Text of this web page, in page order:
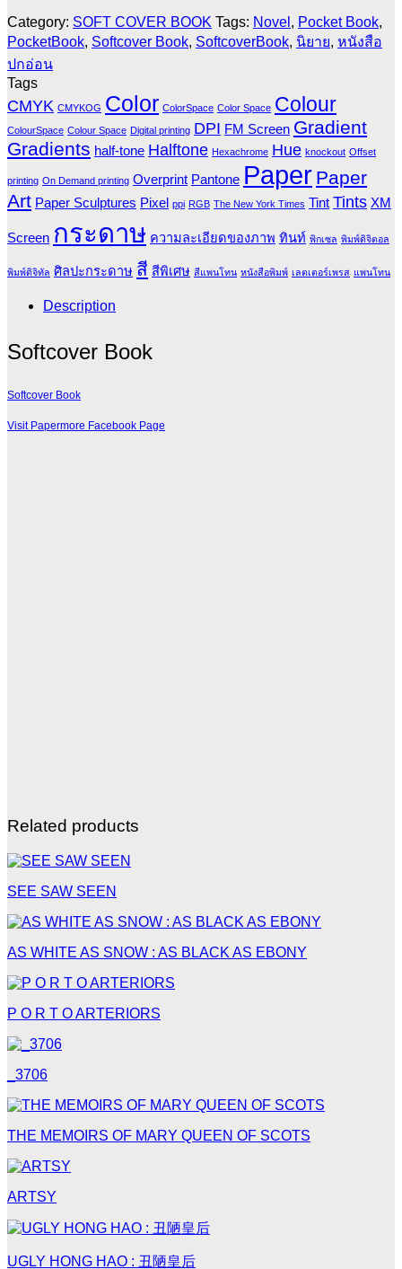
Category: SOFT COVER BOOK Tags: Novel , Pocket Book,
PocketBook, Softcover Book, SoftcoverBook, นิยาย, หนังสือ
ปกอ่อน
Tags
CMYK CMYKOG Color ColorSpace Color Space Colour
ColourSpace Colour Space Digital printing DPI FM Screen Gradient
Gradients half-tone Halftone Hexachrome Hue knockout Offset
printing On Demand printing Overprint Pantone Paper Paper
Art Paper Sculptures Pixel ppi RGB The New York Times Tint Tints XM
Screen กระดาษ ความละเอียดของภาพ ทินท์ พิกเซล พิมพ์ดิจิตอล
พิมพ์ดิจิทัล ศิลปะกระดาษ สี สีพิเศษ สีแพนโทน หนังสือพิมพ์ เลตเตอร์เพรส แพนโทน
Description
Softcover Book
Softcover Book
Visit Papermore Facebook Page
Related products
SEE SAW SEEN
AS WHITE AS SNOW : AS BLACK AS EBONY
P O R T O ARTERIORS
_3706
THE MEMOIRS OF MARY QUEEN OF SCOTS
ARTSY
UGLY HONG HAO : 丑陋皇后